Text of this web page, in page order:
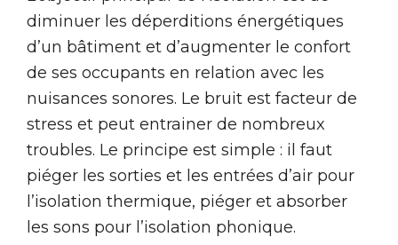
diminuer les déperditions énergétiques
d’un bâtiment et d’augmenter le confort
de ses occupants en relation avec les
nuisances sonores. Le bruit est facteur de
stress et peut entrainer de nombreux
troubles. Le principe est simple : il faut
piéger les sorties et les entrées d’air pour
l’isolation thermique, piéger et absorber
les sons pour l’isolation phonique.